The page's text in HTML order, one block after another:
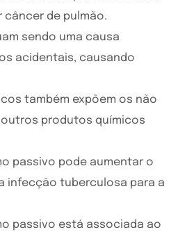
câncer de pulmão.
sendo uma causa
acidentais, causando
também expõem os não
produtos químicos
passivo pode aumentar o
infecção tuberculosa para a
passivo está associada ao